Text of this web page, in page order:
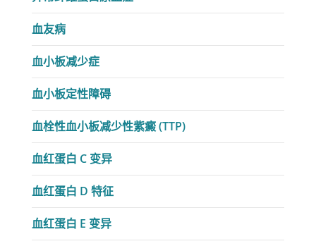
血友病
血小板减少症
血小板定性障碍
血栓性血小板减少性紫癜 (TTP)
血红蛋白 C 变异
血红蛋白 D 特征
血红蛋白 E 变异